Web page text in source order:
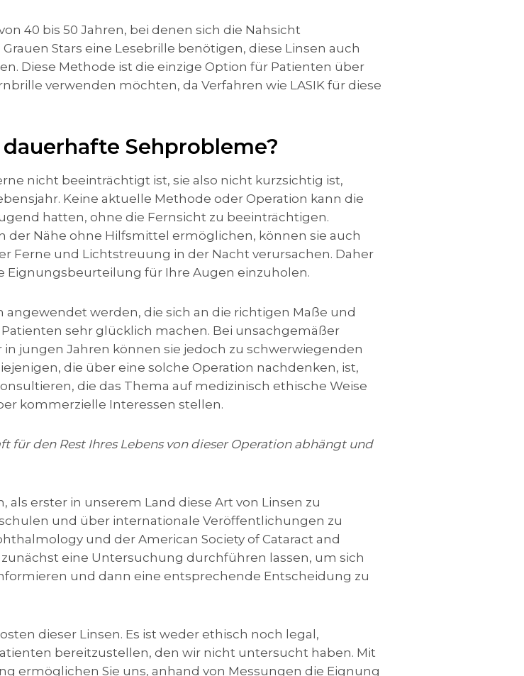
40 bis 50 Jahren, bei denen sich die Nahsicht
Stars eine Lesebrille benötigen, diese Linsen auch
Diese Methode ist die einzige Option für Patienten über
verwenden möchten, da Verfahren wie LASIK für diese
Sehprobleme?
nicht beeinträchtigt ist, sie also nicht kurzsichtig ist,
Keine aktuelle Methode oder Operation kann die
hatten, ohne die Fernsicht zu beeinträchtigen.
der Nähe ohne Hilfsmittel ermöglichen, können sie auch
Ferne und Lichtstreuung in der Nacht verursachen. Daher
Eignungsbeurteilung für Ihre Augen einzuholen.
werden, die sich an die richtigen Maße und
sehr glücklich machen. Bei unsachgemäßer
jungen Jahren können sie jedoch zu schwerwiegenden
die über eine solche Operation nachdenken, ist,
die das Thema auf medizinisch ethische Weise
kommerzielle Interessen stellen.
für den Rest Ihres Lebens von dieser Operation abhängt und
erster in unserem Land diese Art von Linsen zu
und über internationale Veröffentlichungen zu
und der American Society of Cataract and
eine Untersuchung durchführen lassen, um sich
und dann eine entsprechende Entscheidung zu
dieser Linsen. Es ist weder ethisch noch legal,
bereitzustellen, den wir nicht untersucht haben. Mit
ermöglichen Sie uns, anhand von Messungen die Eignung